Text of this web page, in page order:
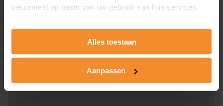
verzameld op basis van uw gebruik van hun services.
Alles toestaan
Aanpassen
Een uitgebreid overzicht van het perceel en
dit inclusief de luchtfoto!